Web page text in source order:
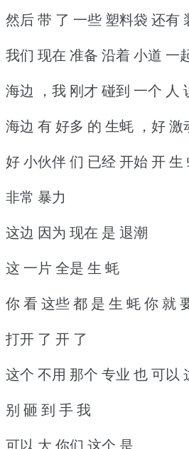
然后 带 了 一些 塑料袋 还有
我们 现在 准备 沿着 小道 一
海边 ，我 刚才 碰到 一个 人
海边 有 好多 的 生蚝 ，好 激
好 小伙伴 们 已经 开始 开 生
非常 暴力
这边 因为 现在 是 退潮
这 一片 全是 生 蚝
你 看 这些 都 是 生 蚝 你 就
打开 了 开 了
这个 不用 那个 专业 也 可以
别 砸 到 手 我